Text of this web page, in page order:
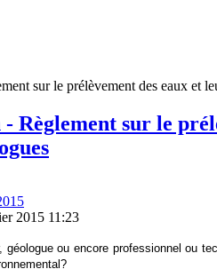
sur le prélèvement des eaux et
Règlement sur le
2015 11:23
géologue ou encore professionnel ou